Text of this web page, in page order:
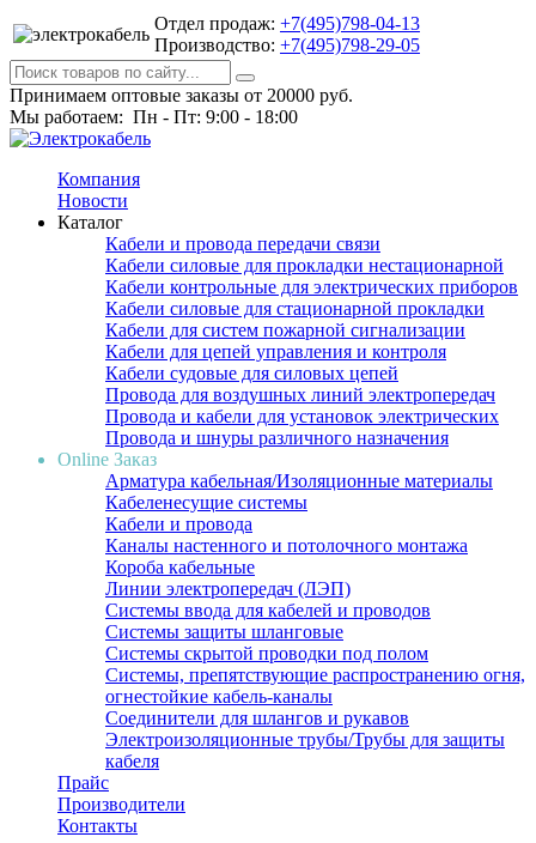
Отдел продаж: +7(495)798-04-13
Производство: +7(495)798-29-05
Принимаем оптовые заказы от 20000 руб.
Мы работаем: Пн - Пт: 9:00 - 18:00
Компания
Новости
Каталог
Кабели и провода передачи связи
Кабели силовые для прокладки нестационарной
Кабели контрольные для электрических приборов
Кабели силовые для стационарной прокладки
Кабели для систем пожарной сигнализации
Кабели для цепей управления и контроля
Кабели судовые для силовых цепей
Провода для воздушных линий электропередач
Провода и кабели для установок электрических
Провода и шнуры различного назначения
Online Заказ
Арматура кабельная/Изоляционные материалы
Кабеленесущие системы
Кабели и провода
Каналы настенного и потолочного монтажа
Короба кабельные
Линии электропередач (ЛЭП)
Системы ввода для кабелей и проводов
Системы защиты шланговые
Системы скрытой проводки под полом
Системы, препятствующие распространению огня,
огнестойкие кабель-каналы
Соединители для шлангов и рукавов
Электроизоляционные трубы/Трубы для защиты
кабеля
Прайс
Производители
Контакты